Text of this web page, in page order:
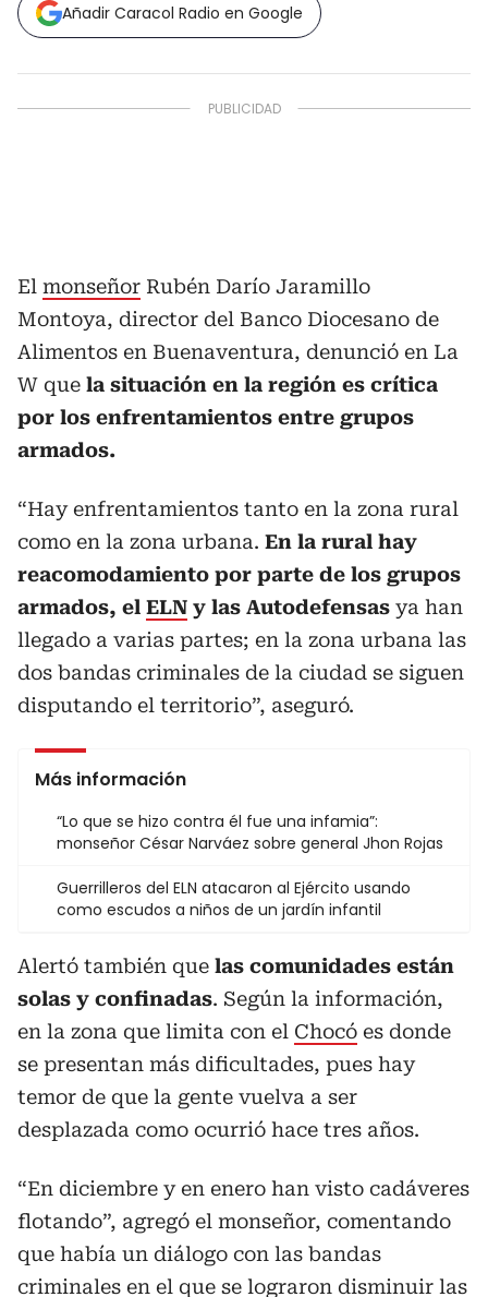
Añadir Caracol Radio en Google
El monseñor Rubén Darío Jaramillo
Montoya, director del Banco Diocesano de
Alimentos en Buenaventura, denunció en La
W que la situación en la región es crítica
por los enfrentamientos entre grupos
armados.
“Hay enfrentamientos tanto en la zona rural
como en la zona urbana. En la rural hay
reacomodamiento por parte de los grupos
armados, el ELN y las Autodefensas ya han
llegado a varias partes; en la zona urbana las
dos bandas criminales de la ciudad se siguen
disputando el territorio”, aseguró.
Más información
“Lo que se hizo contra él fue una infamia”:
monseñor César Narváez sobre general Jhon Rojas
Guerrilleros del ELN atacaron al Ejército usando
como escudos a niños de un jardín infantil
Alertó también que las comunidades están
solas y confinadas. Según la información,
en la zona que limita con el Chocó es donde
se presentan más dificultades, pues hay
temor de que la gente vuelva a ser
desplazada como ocurrió hace tres años.
“En diciembre y en enero han visto cadáveres
flotando”, agregó el monseñor, comentando
que había un diálogo con las bandas
criminales en el que se lograron disminuir las